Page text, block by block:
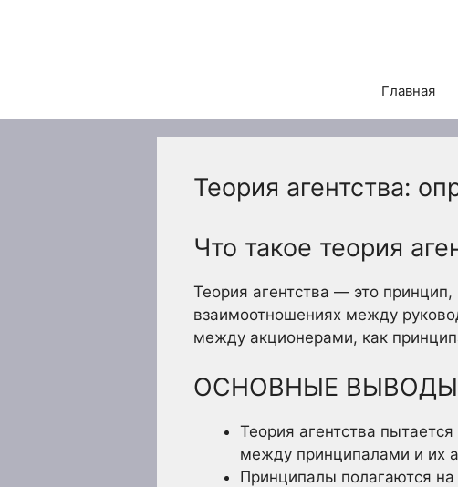
Главная
Теория агентства:
Что такое теория
Теория агентства — это
взаимоотношениях между
между акционерами, как
ОСНОВНЫЕ ВЫВОДЫ
Теория агентства
между принципалами и их
Принципалы полагаются